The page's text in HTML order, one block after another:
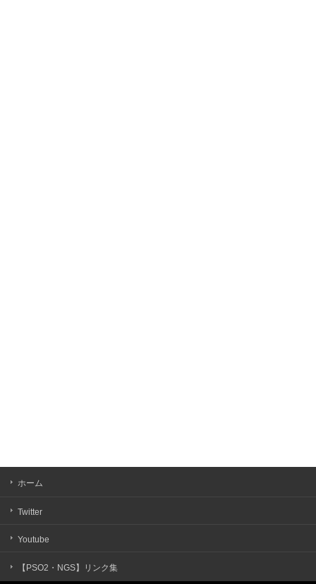
ホーム
Twitter
Youtube
【PSO2・NGS】リンク集